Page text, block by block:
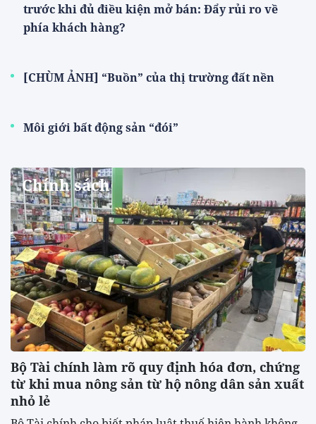
trước khi đủ điều kiện mở bán: Đẩy rủi ro về
phía khách hàng?
[CHÙM ẢNH] “Buồn” của thị trường đất nền
Môi giới bất động sản “đói”
Chính sách
Bộ Tài chính làm rõ quy định hóa đơn, chứng
từ khi mua nông sản từ hộ nông dân sản xuất
nhỏ lẻ